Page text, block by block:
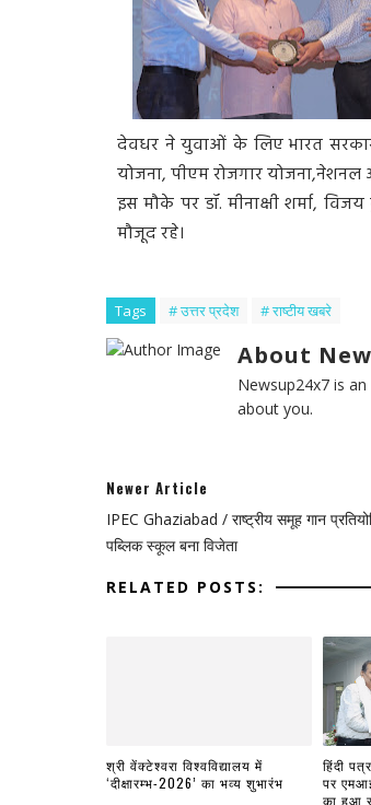
देवधर ने युवाओं के लिए भारत सरकार
योजना, पीएम रोजगार योजना,नेशनल
इस मौके पर डॉ. मीनाक्षी शर्मा,
मौजूद रहे।
Tags # उत्तर प्रदेश # राष्टीय खबरे
About
Newsup24x7 is
about you.
Newer Article
IPEC Ghaziabad / राष्ट्रीय समूह गान
पब्लिक स्कूल बना विजेता
RELATED POSTS:
श्री वेंक्टेश्वरा विश्वविद्यालय में
‘दीक्षारम्भ-2026’ का भव्य शुभारंभ
हिंदी
पर
का हुआ